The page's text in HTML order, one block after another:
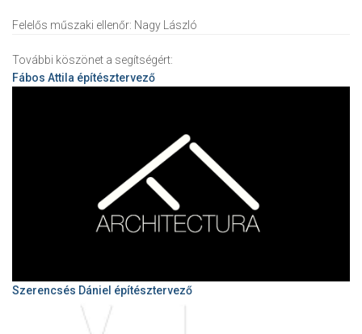
Felelős műszaki ellenőr: Nagy László
További köszönet a segítségért:
Fábos Attila építésztervező
Szerencsés Dániel építésztervező